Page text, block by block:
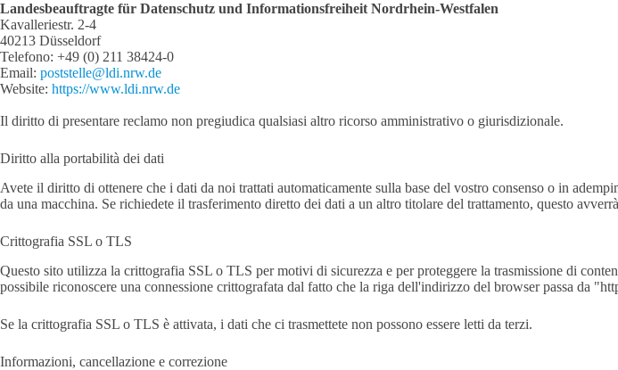
Landesbeauftragte für Datenschutz und Informationsfreiheit Nordrhein-Westfalen
Kavalleriestr. 2-4
40213 Düsseldorf
Telefono: +49 (0) 211 38424-0
Email: poststelle@ldi.nrw.de
Website: https://www.ldi.nrw.de
Il diritto di presentare reclamo non pregiudica qualsiasi altro ricorso amministrativo o giurisdizionale.
Diritto alla portabilità dei dati
Avete il diritto di ottenere che i dati da noi trattati automaticamente sulla base del vostro consenso o in
da una macchina. Se richiedete il trasferimento diretto dei dati a un altro titolare del trattamento, questo
Crittografia SSL o TLS
Questo sito utilizza la crittografia SSL o TLS per motivi di sicurezza e per proteggere la trasmissione di
possibile riconoscere una connessione crittografata dal fatto che la riga dell'indirizzo del browser passa da
Se la crittografia SSL o TLS è attivata, i dati che ci trasmettete non possono essere letti da terzi.
Informazioni, cancellazione e correzione